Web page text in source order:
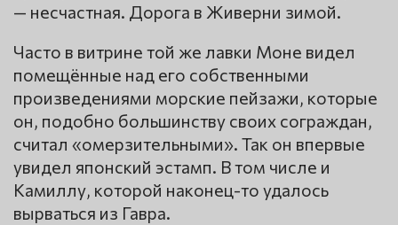
— несчастная. Дорога в Живерни зимой.
Часто в витрине той же лавки Моне видел
помещённые над его собственными
произведениями морские пейзажи, которые
он, подобно большинству своих сограждан,
считал «омерзительными». Так он впервые
увидел японский эстамп. В том числе и
Камиллу, которой наконец-то удалось
вырваться из Гавра.